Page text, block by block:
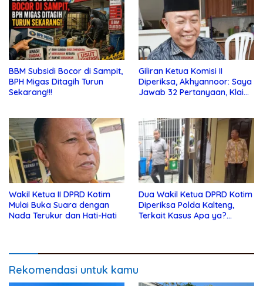
BBM Subsidi Bocor di Sampit,
BPH Migas Ditagih Turun
Sekarang!!!
Giliran Ketua Komisi II
Diperiksa, Akhyannoor: Saya
Jawab 32 Pertanyaan, Klaim
Wakil Ketua II DPRD Kotim
Mulai Buka Suara dengan
Nada Terukur dan Hati-Hati
Dua Wakil Ketua DPRD Kotim
Diperiksa Polda Kalteng,
Terkait Kasus Apa ya?…
Rekomendasi untuk kamu